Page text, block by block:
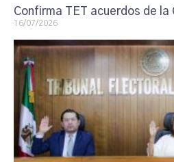
Confirma TET acuerdos de la
16/07/2026